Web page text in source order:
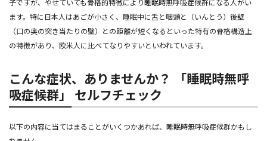
ます。特に日本人はあごが小さく、睡眠中に舌と咽頭と（いんとう）後壁
（口の奥の突き当たりの壁）との距離が短くなるといった特有の骨格構造上
の特徴があり、欧米人に比べてなりやすいといわれています。
こんな症状、ありませんか？ 「睡眠時無呼
吸症候群」 セルフチェック
以下の内容に当てはまることがいくつかあれば、睡眠時無呼吸症候群かもし